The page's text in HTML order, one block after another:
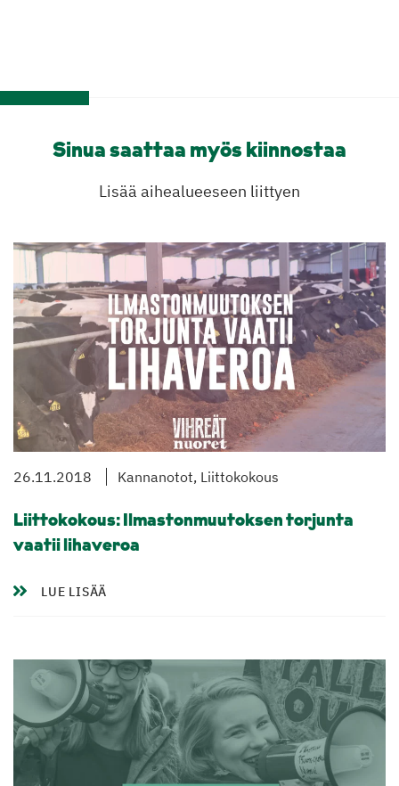
Sinua saattaa myös kiinnostaa
Lisää aihealueeseen liittyen
26.11.2018 Kannanotot, Liittokokous
Liittokokous: Ilmastonmuutoksen torjunta
vaatii lihaveroa
LUE LISÄÄ